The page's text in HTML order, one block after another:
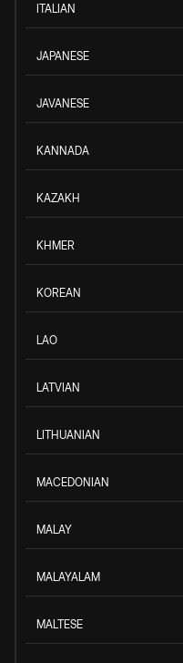
ITALIAN
JAPANESE
JAVANESE
KANNADA
KAZAKH
KHMER
KOREAN
LAO
LATVIAN
LITHUANIAN
MACEDONIAN
MALAY
MALAYALAM
MALTESE